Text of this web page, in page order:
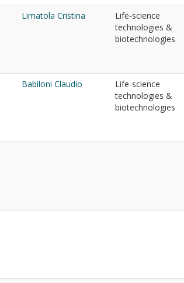
Limatola Cristina
Life-science
technologies &
biotechnologies
Babiloni Claudio
Life-science
technologies &
biotechnologies